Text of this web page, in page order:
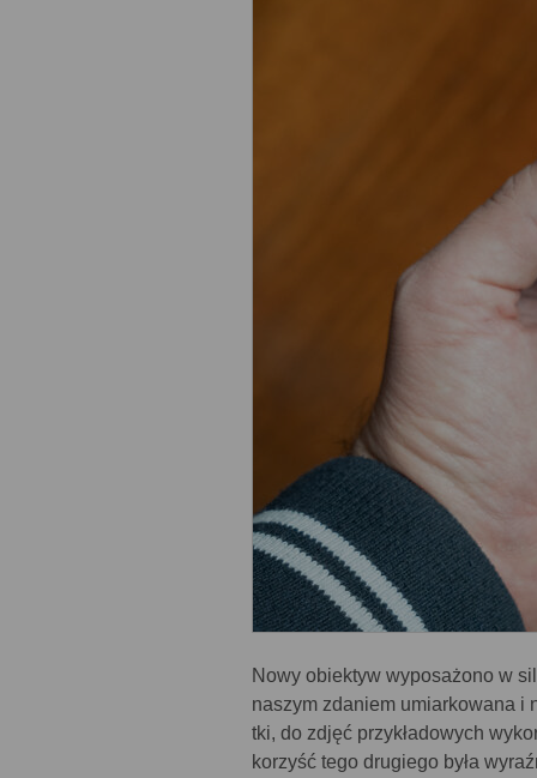
Nowy obiektyw wyposażono w
naszym zdaniem umiarkowana i
tki, do zdjęć przykładowych
korzyść tego drugiego była